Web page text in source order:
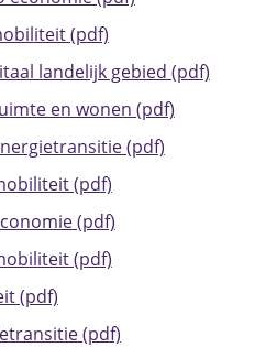
(pdf)
landelijk gebied (pdf)
en wonen (pdf)
(pdf)
(pdf)
(pdf)
(pdf)
(pdf)
(pdf)